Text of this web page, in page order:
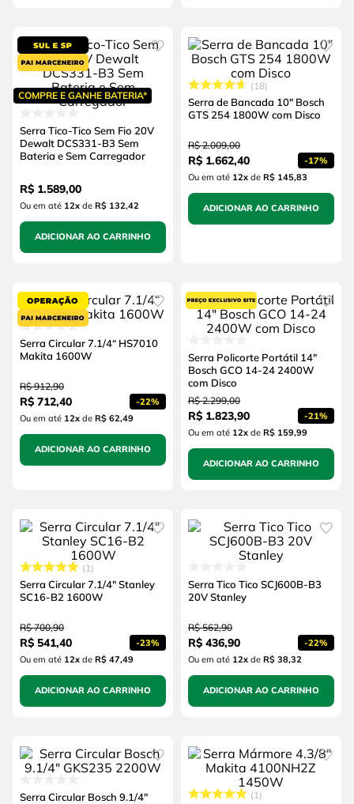
COMPRE E GANHE BATERIA*
Serra Tico-Tico Sem Fio 20V
Dewalt DCS331-B3 Sem
Bateria e Sem Carregador
R$ 1.589,00
Ou em até 12xde R$ 132,42
ADICIONAR AO CARRINHO
18
Serra de Bancada 10" Bosch
GTS 254 1800W com Disco
R$ 2.009,00
R$ 1.662,40 -17%
Ou em até 12xde R$ 145,83
ADICIONAR AO CARRINHO
Serra Circular 7.1/4“ HS7010
Makita 1600W
R$ 912,90
R$ 712,40 -22%
Ou em até 12xde R$ 62,49
ADICIONAR AO CARRINHO
Serra Policorte Portátil 14"
Bosch GCO 14-24 2400W
com Disco
R$ 2.299,00
R$ 1.823,90 -21%
Ou em até 12xde R$ 159,99
ADICIONAR AO CARRINHO
1
Serra Circular 7.1/4" Stanley
SC16-B2 1600W
R$ 700,90
R$ 541,40 -23%
Ou em até 12xde R$ 47,49
ADICIONAR AO CARRINHO
Serra Tico Tico SCJ600B-B3
20V Stanley
R$ 562,90
R$ 436,90 -22%
Ou em até 12xde R$ 38,32
ADICIONAR AO CARRINHO
Serra Circular Bosch 9.1/4"
1